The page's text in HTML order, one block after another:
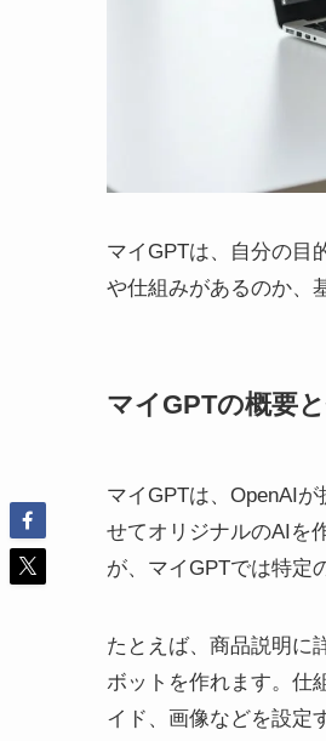
マイGPTは、自分の目
や仕組みがあるのか、
マイGPTの概要
マイGPTは、OpenAI
せてオリジナルのAIを
が、マイGPTでは特定
たとえば、商品説明に
ボットを作れます。仕
イド、画像などを設定